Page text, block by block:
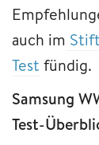
auch im
Test fündig.
Samsung
Test-